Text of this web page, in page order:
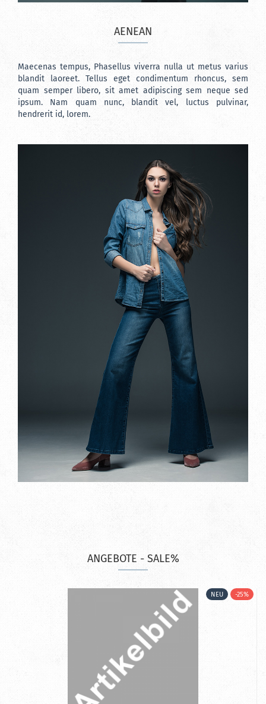
AENEAN
Maecenas tempus, Phasellus viverra nulla ut metus varius
blandit laoreet. Tellus eget condimentum rhoncus, sem
quam semper libero, sit amet adipiscing sem neque sed
ipsum. Nam quam nunc, blandit vel, luctus pulvinar,
hendrerit id, lorem.
ANGEBOTE - SALE%
NEU -25%